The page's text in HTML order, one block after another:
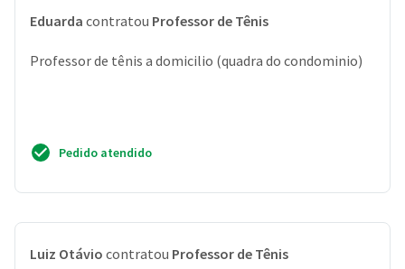
Eduarda contratou Professor de Tênis
Professor de tênis a domicilio (quadra do condominio)
Pedido atendido
Luiz Otávio contratou Professor de Tênis